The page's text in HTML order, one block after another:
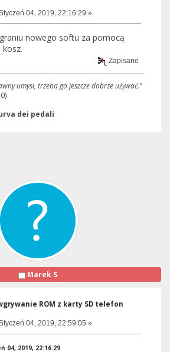
04, 2019, 22:16:29 »
nowego softu za pomocą
kosz.
Zapisane
umysł, trzeba go jeszcze dobrze używać."
dei pedali
Marek S
ROM z karty SD telefon
04, 2019, 22:59:05 »
04, 2019, 22:16:29